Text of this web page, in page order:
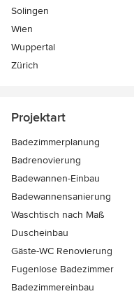
Solingen
Wien
Wuppertal
Zürich
Projektart
Badezimmerplanung
Badrenovierung
Badewannen-Einbau
Badewannensanierung
Waschtisch nach Maß
Duscheinbau
Gäste-WC Renovierung
Fugenlose Badezimmer
Badezimmereinbau